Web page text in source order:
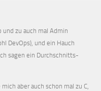
zu auch mal Admin
DevOps), und ein Hauch
sagen ein Durchschnitts-
aber auch schon mal zu C,